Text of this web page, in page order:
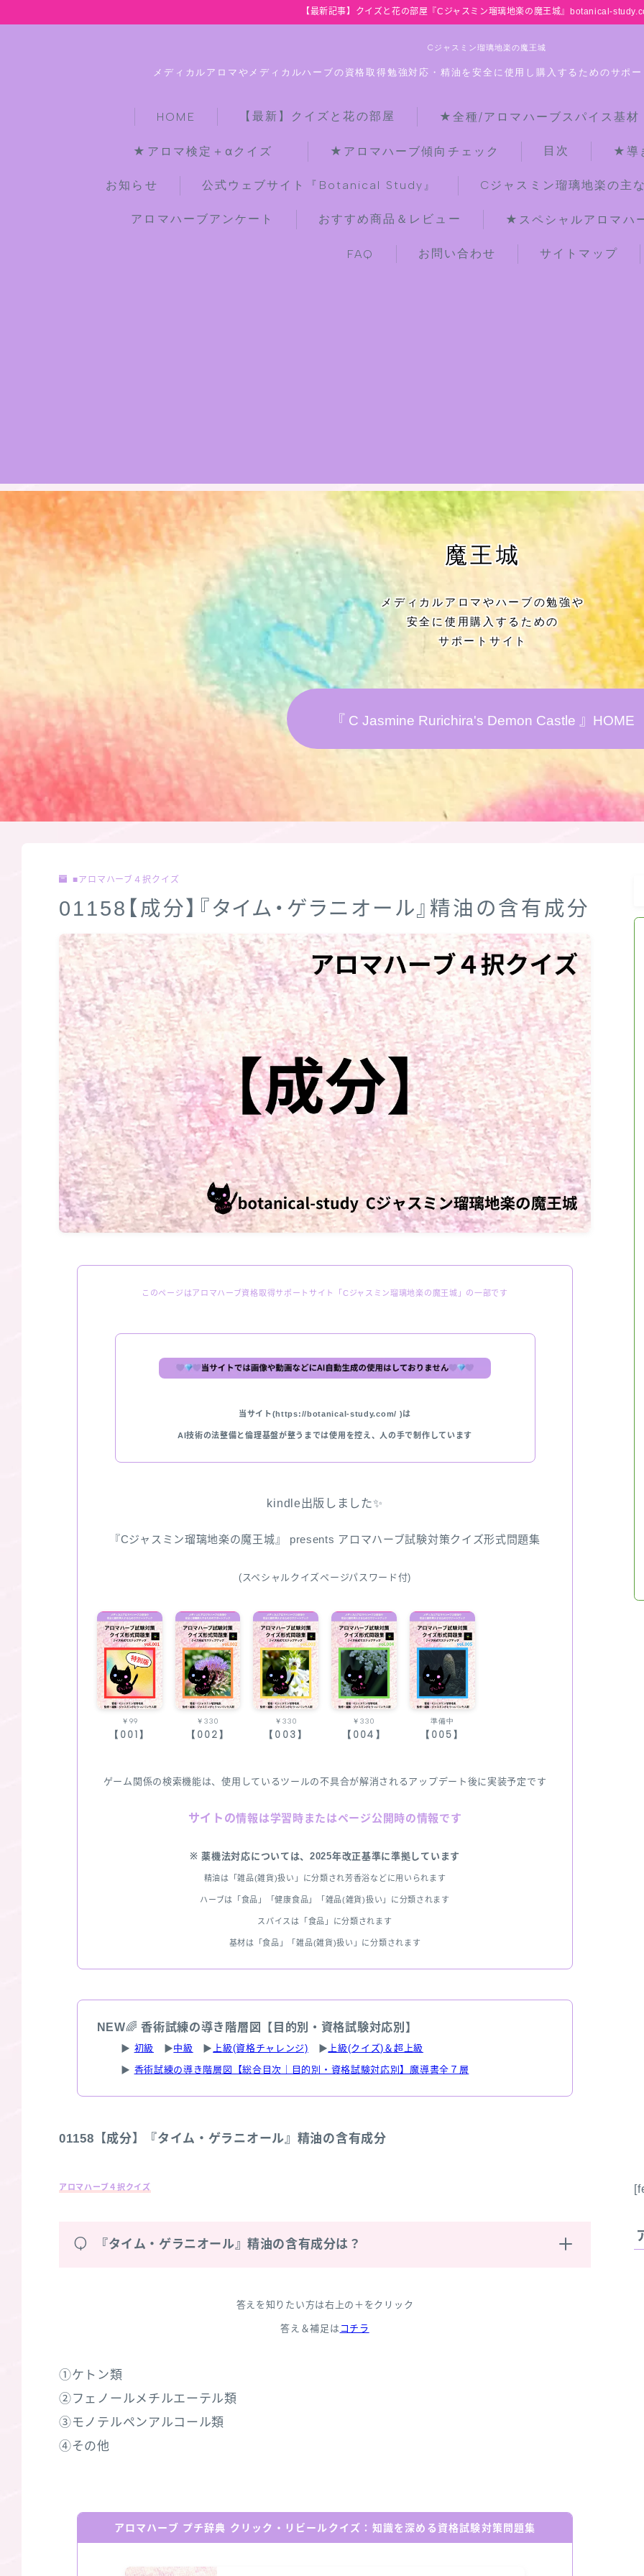
【最新記事】クイズと花の部屋『Cジャスミン瑠璃地楽の魔王城』botanical-
Cジャスミン瑠璃地楽の魔王城
メディカルアロマやメディカルハーブの資格取得勉強対応・精油を安全に使用し購入するためのサポ
HOME 【最新】クイズと花の部屋 ★全種/アロマハーブスパイス基
★アロマ検定＋αクイズ ★アロマハーブ傾向チェック 目次 ★導
お知らせ 公式ウェブサイト『Botanical Study』 Cジャスミン瑠璃地楽の主
アロマハーブアンケート おすすめ商品＆レビュー ★スペシャルアロマハ
FAQ お問い合わせ サイトマップ
【最新】クイズと花の部屋
★全種/アロマハーブスパイス基材 プ
お知らせ
公式ウェブサイト『Botanical Study』
Cジャスミン瑠璃地楽の主な活動先リン
ク集
プロフィール
アロマハーブアンケート
おすすめ商品＆レビュー
★スペシャルアロマハーブ４択クイズ
FAQ
サイトマップ
魔王城
メディカルアロマやハーブの勉強や
安全に使用購入するための
サポートサイト
『 C Jasmine Rurichira's Demon Castle 』HOME
■アロマハーブ４択クイズ
01158【成分】『タイム・ゲラニオール』精油の含有成分
このページはアロマハーブ資格取得サポートサイト「Cジャスミン瑠璃地楽の魔王城」の一部です
当サイト(https://botanical-study.com/ )は
AI技術の法整備と倫理基盤が整うまでは使用を控え、人の手で制作しています
kindle出版しました✨
『Cジャスミン瑠璃地楽の魔王城』 presents アロマハーブ試験対策クイズ形式問題集
(スペシャルクイズページパスワード付)
￥99
【001】
￥330
【002】
￥330
【003】
￥330
【004】
準備中
【005】
ゲーム関係の検索機能は、使用しているツールの不具合が解消されるアップデート後に実装予定です
サイトの情報は学習時またはページ公開時の情報です
※ 薬機法対応については、2025年改正基準に準拠しています
精油は「雑品(雑貨)扱い」に分類され芳香浴などに用いられます
ハーブは「食品」「健康食品」「雑品(雑貨)扱い」に分類されます
スパイスは「食品」に分類されます
基材は「食品」「雑品(雑貨)扱い」に分類されます
NEW🌈香術試練の導き階層図【目的別・資格試験対応別】
▶ 初級 ▶中級 ▶ 上級(資格チャレンジ) ▶ 上級(クイズ)＆超上級
▶ 香術試練の導き階層図【総合目次｜目的別・資格試験対応別】魔導書全７層
01158【成分】『タイム・ゲラニオール』精油の含有成分
アロマハーブ４択クイズ
Q 『タイム・ゲラニオール』精油の含有成分は？
答えを知りたい方は右上の＋をクリック
答え＆補足は コチラ
①ケトン類
②フェノールメチルエーテル類
③モノテルペンアルコール類
④その他
アロマハーブ プチ辞典 クリック・リビールクイズ：知識を深める資格試験対策問題集